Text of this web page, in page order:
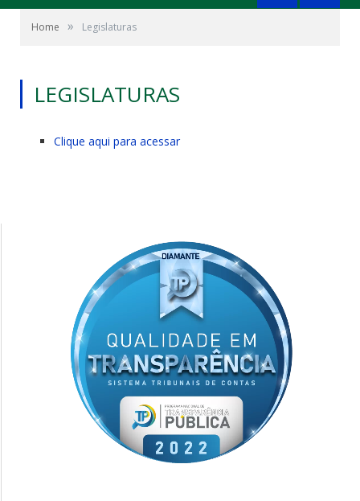
Home » Legislaturas
LEGISLATURAS
Clique aqui para acessar